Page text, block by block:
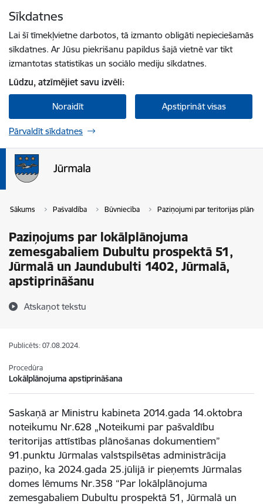
Sīkdatnes
Lai šī tīmekļvietne darbotos, tā izmanto obligāti nepieciešamās
sīkdatnes. Ar Jūsu piekrišanu papildus šajā vietnē var tikt
izmantotas statistikas un sociālo mediju sīkdatnes.
Lūdzu, atzīmējiet savu izvēli:
Noraidīt Apstiprināt visas
Pārvaldīt sīkdatnes
Sākums Pašvaldība Būvniecība Paziņojumi par teritorijas
Paziņojums par lokālplānojuma
zemesgabaliem Dubultu prospektā 51,
Jūrmalā un Jaundubulti 1402, Jūrmalā,
apstiprināšanu
Atskaņot tekstu
Publicēts: 07.08.2024.
Procedūra
Lokālplānojuma apstiprināšana
Saskaņā ar Ministru kabineta 2014.gada 14.oktobra
noteikumu Nr.628 „Noteikumi par pašvaldību
teritorijas attīstības plānošanas dokumentiem”
91.punktu Jūrmalas valstspilsētas administrācija
paziņo, ka 2024.gada 25.jūlijā ir pieņemts Jūrmalas
domes lēmums Nr.358 “Par lokālplānojuma
zemesgabaliem Dubultu prospektā 51, Jūrmalā un